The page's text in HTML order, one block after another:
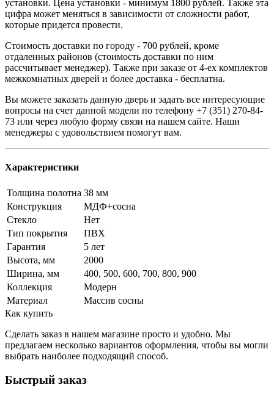
установки. Цена установки - минимум 1800 рублей. Также эта
цифра может меняться в зависимости от сложности работ,
которые придется провести.
Стоимость доставки по городу - 700 рублей, кроме
отдаленных районов (стоимость доставки по ним
рассчитывает менеджер). Также при заказе от 4-ех комплектов
межкомнатных дверей и более доставка - бесплатна.
Вы можете заказать данную дверь и задать все интересующие
вопросы на счет данной модели по телефону +7 (351) 270-84-
73 или через любую форму связи на нашем сайте. Наши
менеджеры с удовольствием помогут вам.
Характеристики
Толщина полотна 38 мм
Конструкция
МДФ+сосна
Стекло
Нет
Тип покрытия
ПВХ
Гарантия
5 лет
Высота, мм
2000
Ширина, мм
400, 500, 600, 700, 800, 900
Коллекция
Модерн
Материал
Массив сосны
Как купить
Сделать заказ в нашем магазине просто и удобно. Мы
предлагаем несколько вариантов оформления, чтобы вы могли
выбрать наиболее подходящий способ.
Быстрый заказ